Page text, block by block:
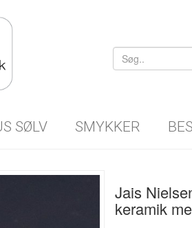
SØLV SMYKKER
Jais
keramik